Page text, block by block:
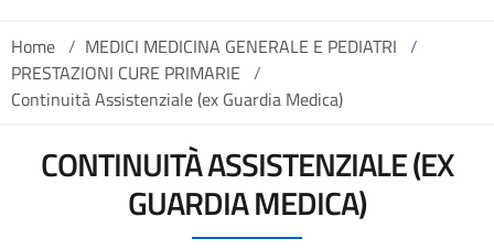
Home / MEDICI MEDICINA GENERALE E PEDIATRI /
PRESTAZIONI CURE PRIMARIE /
Continuità Assistenziale (ex Guardia Medica)
CONTINUITÀ ASSISTENZIALE (EX
GUARDIA MEDICA)